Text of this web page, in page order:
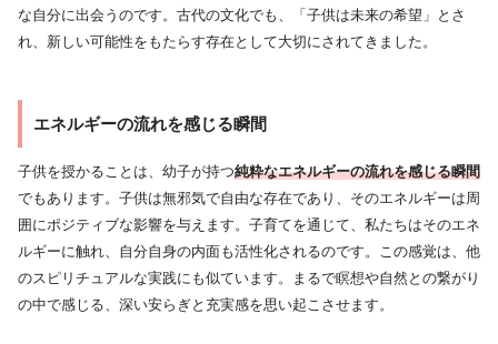
な自分に出会うのです。古代の文化でも、「子供は未来の希望」とさ
れ、新しい可能性をもたらす存在として大切にされてきました。
エネルギーの流れを感じる瞬間
子供を授かることは、幼子が持つ純粋なエネルギーの流れを感じる瞬間
でもあります。子供は無邪気で自由な存在であり、そのエネルギーは周
囲にポジティブな影響を与えます。子育てを通じて、私たちはそのエネ
ルギーに触れ、自分自身の内面も活性化されるのです。この感覚は、他
のスピリチュアルな実践にも似ています。まるで瞑想や自然との繋がり
の中で感じる、深い安らぎと充実感を思い起こさせます。